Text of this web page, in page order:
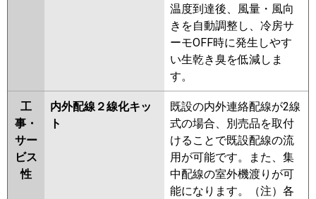
温度到達後、風量・風向
きを自動調整し、冷房サ
ーモOFF時に発生しやす
い生乾き臭を低減しま
す。
工
事・
サー
ビス
性
内外配線２線化キッ
ト
既設の内外連絡配線が2線
式の場合、別売品を取付
けることで既設配線の流
用が可能です。また、集
中配線の室外機渡りが可
能になります。（注）各